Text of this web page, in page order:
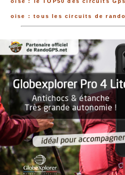
oise : tous les circuits de